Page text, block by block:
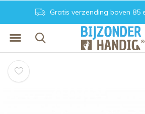
boven 85 euro binnen NL